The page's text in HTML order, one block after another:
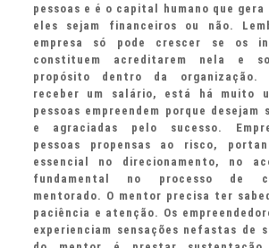
pessoas e é o capital humano que
eles sejam financeiros ou não.
empresa só pode crescer se os
constituem acreditarem nela e
propósito dentro da organização.
receber um salário, está há muito
pessoas empreendem porque desejam
e agraciadas pelo sucesso.
pessoas propensas ao risco,
essencial no direcionamento, no
fundamental no processo de
mentorado. O mentor precisa ter
paciência e atenção. Os
experienciam sensações nefastas de